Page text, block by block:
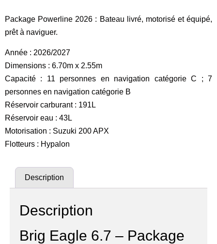
Package Powerline 2026 : Bateau livré, motorisé et équipé,
prêt à naviguer.
Année : 2026/2027
Dimensions : 6.70m x 2.55m
Capacité : 11 personnes en navigation catégorie C ; 7
personnes en navigation catégorie B
Réservoir carburant : 191L
Réservoir eau : 43L
Motorisation : Suzuki 200 APX
Flotteurs : Hypalon
Description
Description
Brig Eagle 6.7 – Package